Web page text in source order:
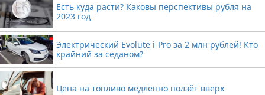
Есть куда расти? Каковы перспективы рубля на
2023 год
Электрический Evolute i-Pro за 2 млн рублей! Кто
крайний за седаном?
Цена на топливо медленно ползёт вверх